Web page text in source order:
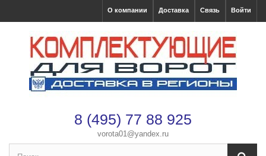
Войти
Связь
Доставка
О компании
8 (495) 77 88 925
vorota01@yandex.ru